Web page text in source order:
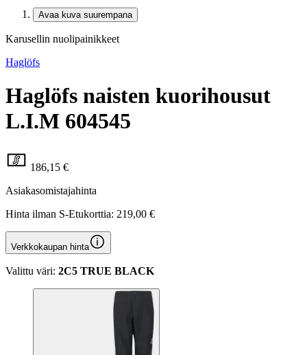
Avaa kuva suurempana
Karusellin nuolipainikkeet
Haglöfs
Haglöfs naisten kuorihousut
L.I.M 604545
186,15 €
Asiakasomistajahinta
Hinta ilman S-Etukorttia: 219,00 €
Verkkokaupan hinta
Valittu väri: 2C5 TRUE BLACK